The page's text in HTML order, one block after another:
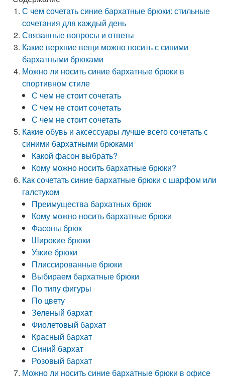
С чем сочетать синие бархатные брюки: стильные
сочетания для каждый день
Связанные вопросы и ответы
Какие верхние вещи можно носить с синими
бархатными брюками
Можно ли носить синие бархатные брюки в
спортивном стиле
С чем не стоит сочетать
С чем не стоит сочетать
С чем не стоит сочетать
Какие обувь и аксессуары лучше всего сочетать с
синими бархатными брюками
Какой фасон выбрать?
Кому можно носить бархатные брюки?
Как сочетать синие бархатные брюки с шарфом или
галстуком
Преимущества бархатных брюк
Кому можно носить бархатные брюки
Фасоны брюк
Широкие брюки
Узкие брюки
Плиссированные брюки
Выбираем бархатные брюки
По типу фигуры
По цвету
Зеленый бархат
Фиолетовый бархат
Красный бархат
Синий бархат
Розовый бархат
Можно ли носить синие бархатные брюки в офисе